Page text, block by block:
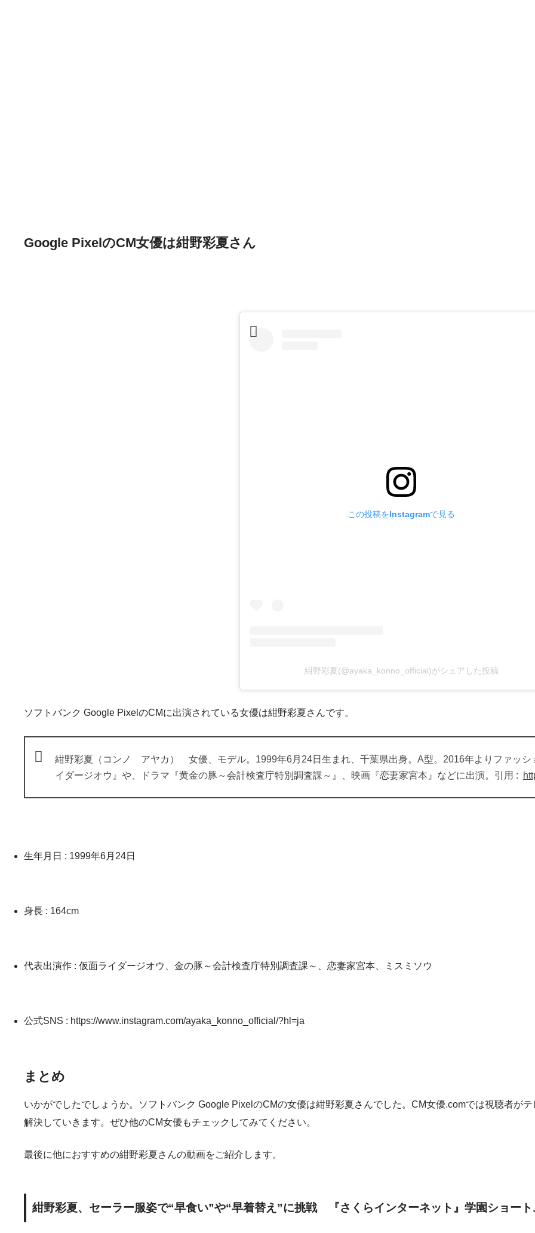
Google PixelのCM女優は紺野彩夏さん
この投稿をInstagramで見る
紺野彩夏(@ayaka_konno_official)がシェアした投稿
ソフトバンク Google PixelのCMに出演されている女優は紺野彩夏さんです。
紺野彩夏（コンノ アヤカ） 女優、モデル。1999年6月24日生まれ、千葉県出身。A型。2016年よりファッシ
イダージオウ』や、ドラマ『黄金の豚～会計検査庁特別調査課～』、映画『恋妻家宮本』などに出演。引用 :
生年月日 : 1999年6月24日
身長 : 164cm
代表出演作 : 仮面ライダージオウ、金の豚～会計検査庁特別調査課～、恋妻家宮本、ミスミソウ
公式SNS : https://www.instagram.com/ayaka_konno_official/?hl=ja
まとめ
いかがでしたでしょうか。ソフトバンク Google PixelのCMの女優は紺野彩夏さんでした。CM女優.comでは視聴者が
解決していきます。ぜひ他のCM女優もチェックしてみてください。
最後に他におすすめの紺野彩夏さんの動画をご紹介します。
紺野彩夏、セーラー服姿で“早食い”や“早着替え”に挑戦 『さくらインターネット』学園ショー